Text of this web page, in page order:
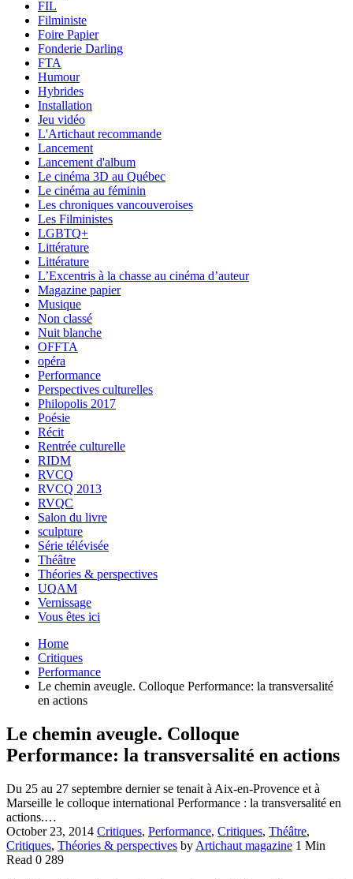
FIL
Filministe
Foire Papier
Fonderie Darling
FTA
Humour
Hybrides
Installation
Jeu vidéo
L'Artichaut recommande
Lancement
Lancement d'album
Le cinéma 3D au Québec
Le cinéma au féminin
Les chroniques vancouveroises
Les Filministes
LGBTQ+
Littérature
Littérature
L’Excentris à la chasse au cinéma d’auteur
Magazine papier
Musique
Non classé
Nuit blanche
OFFTA
opéra
Performance
Perspectives culturelles
Philopolis 2017
Poésie
Récit
Rentrée culturelle
RIDM
RVCQ
RVCQ 2013
RVQC
Salon du livre
sculpture
Série télévisée
Théâtre
Théories & perspectives
UQAM
Vernissage
Vous êtes ici
Home
Critiques
Performance
Le chemin aveugle. Colloque Performance: la transversalité
en actions
Le chemin aveugle. Colloque
Performance: la transversalité en actions
Du 25 au 27 septembre dernier se tenait à Aix-en-Provence et à
Marseille le colloque international Performance : la transversalité en
actions.…
October 23, 2014 Critiques, Performance, Critiques, Théâtre,
Critiques, Théories & perspectives by Artichaut magazine 1 Min
Read 0 289